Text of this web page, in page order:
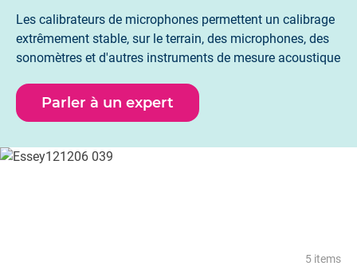
Les calibrateurs de microphones permettent un calibrage
extrêmement stable, sur le terrain, des microphones, des
sonomètres et d'autres instruments de mesure acoustique.
Parler à un expert
5 items